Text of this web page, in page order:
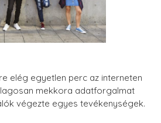
elég egyetlen perc az interneten
mekkora adatforgalmat
végezte egyes tevékenységek.